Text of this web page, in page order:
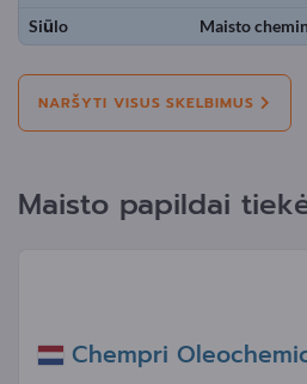
Siūlo
Maisto
NARŠYTI VISUS SKELBIMUS
Maisto papildai
Chempri